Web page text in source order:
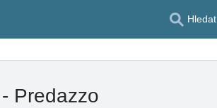
Hledat
Predazzo